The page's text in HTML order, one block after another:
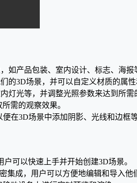
如产品包装、室内设计、标志、海报
的3D场景，并可以自定义材质的属性
灯光等，并调整光照参数来达到所需
需的观察效果。
在3D场景中添加阴影、光线和边框
可以快速上手并开始创建3D场景。
集成，用户可以方便地编辑和导入他